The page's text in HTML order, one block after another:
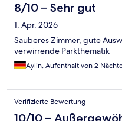
8/10 – Sehr gut
1. Apr. 2026
Sauberes Zimmer, gute
verwirrende Parkthematik
Aylin, Aufenthalt von 2
Verifizierte Bewertung